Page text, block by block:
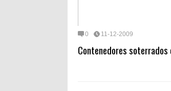
0 11-12-2009
Contenedores soterrados